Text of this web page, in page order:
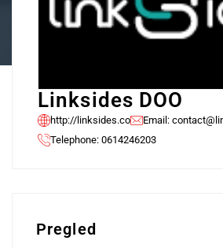
Linksides DOO
http://linksides.co Email:
Telephone: 0614246203
Pregled